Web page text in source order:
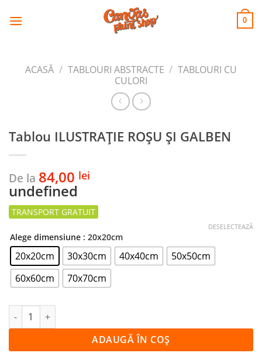
CANVAS
PRINT SHOP 0
ACASĂ / TABLOURI ABSTRACTE / TABLOURI CU
CULORI
Tablou ILUSTRAȚIE ROȘU ȘI GALBEN
De la 84,00 lei
undefined
Alege dimensiune : 20x20cm
20x20cm 30x30cm 40x40cm
50x50cm
60x60cm
70x70cm
DESELECTEAZĂ
Cantitate Tablou ILUSTRAȚIE ROȘU ȘI GALBEN
ADAUGĂ ÎN COȘ